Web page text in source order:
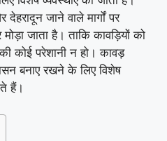
जाने वाले मार्गों पर
मोड़ा जाता है। ताकि कावड़ियों को
कोई परेशानी न हो। कावड़
बनाए रखने के लिए ​विशेष
हैं।